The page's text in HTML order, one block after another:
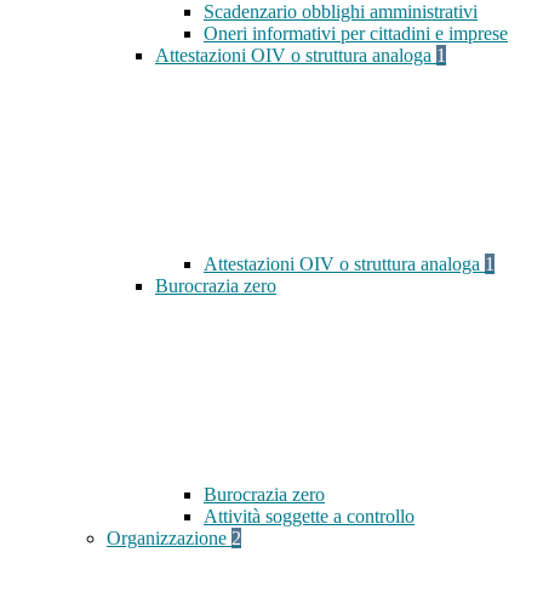
Scadenzario obblighi amministrativi
Oneri informativi per cittadini e imprese
Attestazioni OIV o struttura analoga 1
Attestazioni OIV o struttura analoga 1
Burocrazia zero
Burocrazia zero
Attività soggette a controllo
Organizzazione 2